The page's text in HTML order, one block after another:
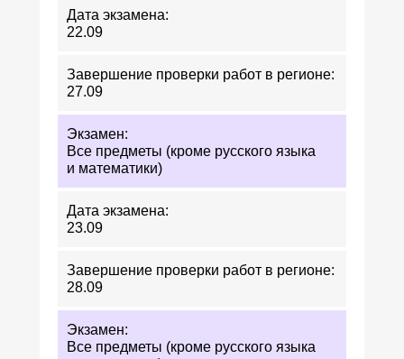
22.09
27.09
Все предметы (кроме русского языка
и математики)
23.09
28.09
Все предметы (кроме русского языка